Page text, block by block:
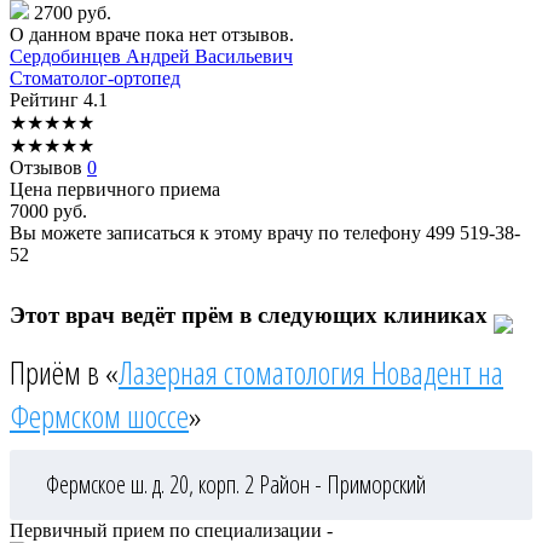
2700 руб.
О данном враче пока нет отзывов.
Сердобинцев Андрей Васильевич
Стоматолог-ортопед
Рейтинг 4.1
★★★★★
★★★★★
Отзывов 0
Цена первичного приема
7000 руб.
Вы можете записаться к этому врачу по телефону 499 519-38-
52
Этот врач ведёт прём в следующих клиниках
Приём в «Лазерная стоматология Новадент на
Фермском шоссе»
Фермское ш. д. 20, корп. 2 Район - Приморский
Первичный прием по специализации -